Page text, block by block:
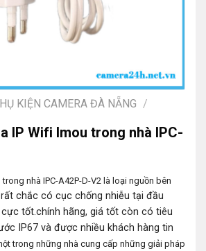
KIỆN CAMERA ĐÀ NẴNG /
IP Wifi Imou trong nhà IPC-
nhà IPC-A42P-D-V2 là loại nguồn bên
chắc có cục chống nhiễu tại đầu
tốt.chính hãng, giá tốt còn có tiêu
IP67 và được nhiều khách hàng tin
trong những nhà cung cấp những giải pháp